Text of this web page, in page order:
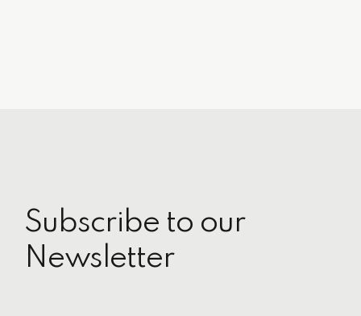
Subscribe to our
Newsletter